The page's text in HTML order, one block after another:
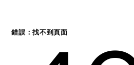
錯誤：找不到頁面